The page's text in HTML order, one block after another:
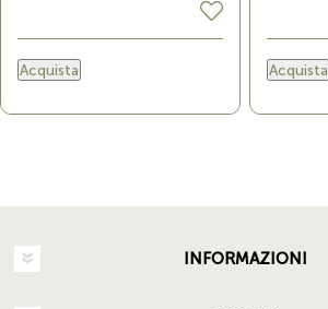
Acquista Acquista
INFORMAZIONI